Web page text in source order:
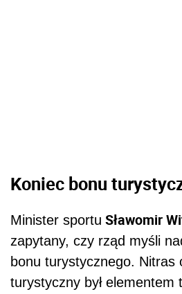
Koniec bonu
Minister sportu Sławomir
zapytany, czy rząd myśli
bonu turystycznego. Nitras
turystyczny był elementem